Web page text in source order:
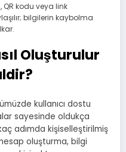
QR kodu veya link
bilgilerin kaybolma
Oluşturulur
kullanıcı dostu
sayesinde oldukça
adımda kişiselleştirilmiş
oluşturma, bilgi